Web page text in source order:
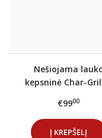
Nešiojama
kepsninė Char-
€9900
Į KREPŠELĮ